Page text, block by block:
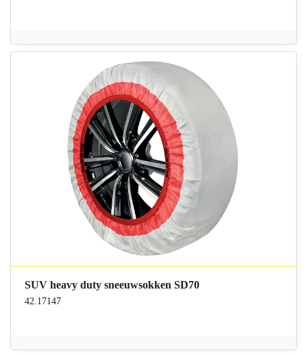
SUV heavy duty sneeuwsokken SD70
42.17147